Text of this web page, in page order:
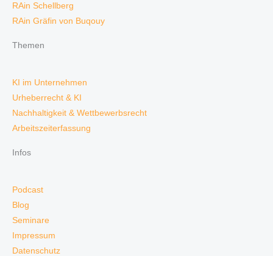
RAin Schellberg
RAin Gräfin von Buqouy
Themen
KI im Unternehmen
Urheberrecht & KI
Nachhaltigkeit & Wettbewerbsrecht
Arbeitszeiterfassung
Infos
Podcast
Blog
Seminare
Impressum
Datenschutz